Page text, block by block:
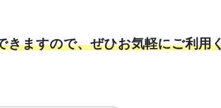
きますので、ぜひお気軽にご利用